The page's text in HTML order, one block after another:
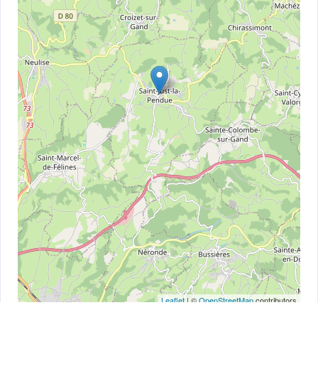
Leaflet| ©OpenStreetMapcontributors